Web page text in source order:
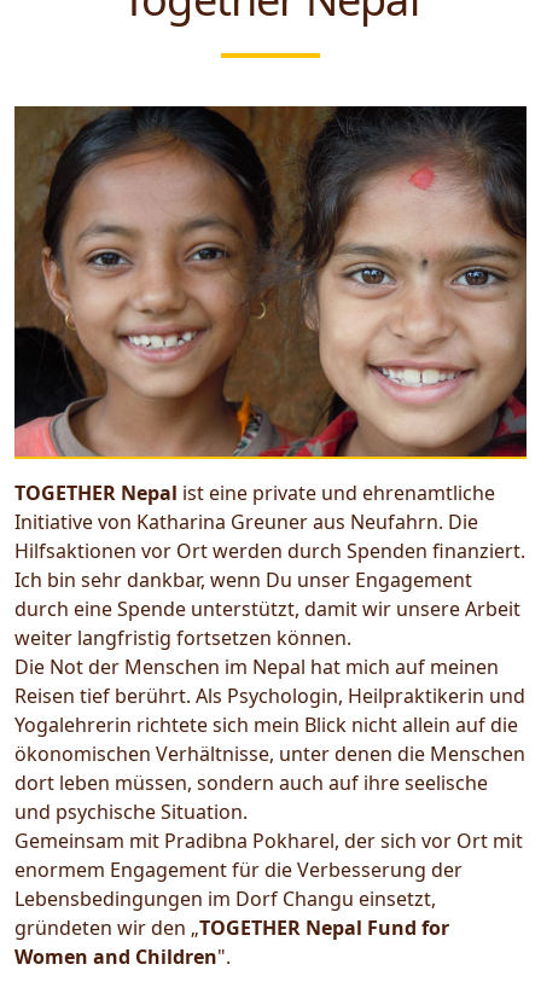
TOGETHER Nepal ist eine private und ehrenamtliche
Initiative von Katharina Greuner aus Neufahrn. Die
Hilfsaktionen vor Ort werden durch Spenden finanziert.
Ich bin sehr dankbar, wenn Du unser Engagement
durch eine Spende unterstützt, damit wir unsere Arbeit
weiter langfristig fortsetzen können.
Die Not der Menschen im Nepal hat mich auf meinen
Reisen tief berührt. Als Psychologin, Heilpraktikerin und
Yogalehrerin richtete sich mein Blick nicht allein auf die
ökonomischen Verhältnisse, unter denen die Menschen
dort leben müssen, sondern auch auf ihre seelische
und psychische Situation.
Gemeinsam mit Pradibna Pokharel, der sich vor Ort mit
enormem Engagement für die Verbesserung der
Lebensbedingungen im Dorf Changu einsetzt,
gründeten wir den „TOGETHER Nepal Fund for
Women and Children".